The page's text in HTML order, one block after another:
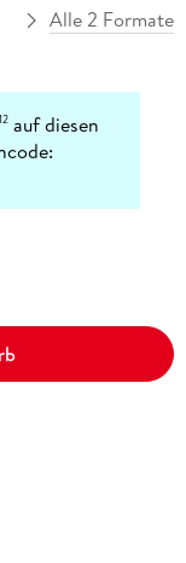
Alle 2 Formate
12 auf diesen